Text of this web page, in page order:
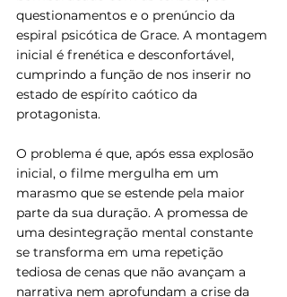
questionamentos e o prenúncio da
espiral psicótica de Grace. A montagem
inicial é frenética e desconfortável,
cumprindo a função de nos inserir no
estado de espírito caótico da
protagonista.
O problema é que, após essa explosão
inicial, o filme mergulha em um
marasmo que se estende pela maior
parte da sua duração. A promessa de
uma desintegração mental constante
se transforma em uma repetição
tediosa de cenas que não avançam a
narrativa nem aprofundam a crise da